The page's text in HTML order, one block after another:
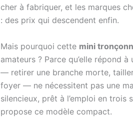
cher à fabriquer, et les marques
: des prix qui descendent enfin.
Mais pourquoi cette mini
amateurs ? Parce qu’elle répond
— retirer une branche morte,
foyer — ne nécessitent pas une
silencieux, prêt à l’emploi en trois
propose ce modèle compact.